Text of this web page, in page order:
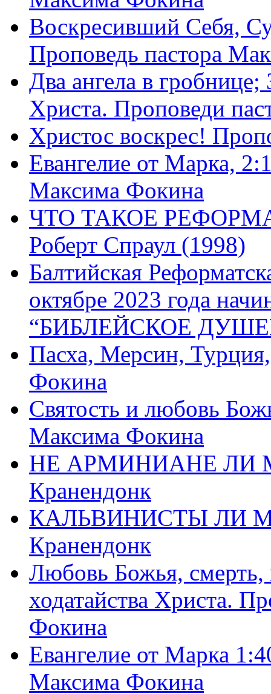
Воскресивший Себя,
Проповедь пастора
Два ангела в
Христа. Проповеди
Христос воскрес!
Евангелие от Марка,
Максима Фокина
ЧТО ТАКОЕ
Роберт Спраул (1998)
Балтийская
октябре 2023 года
“БИБЛЕЙСКОЕ
Пасха, Мерсин,
Фокина
Святость и любовь
Максима Фокина
НЕ АРМИНИАНЕ ЛИ
Кранендонк
КАЛЬВИНИСТЫ ЛИ
Кранендонк
Любовь Божья, смерть,
ходатайства Христа.
Фокина
Евангелие от Марка
Максима Фокина